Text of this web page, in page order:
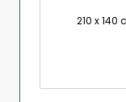
210 x 140